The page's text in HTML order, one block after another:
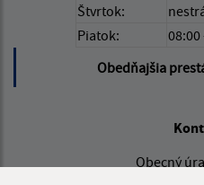
Štvrtok:
Piatok:
08:00
Obedňajšia
Obecný